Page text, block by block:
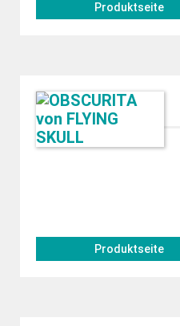
Produktseite
Produktseite